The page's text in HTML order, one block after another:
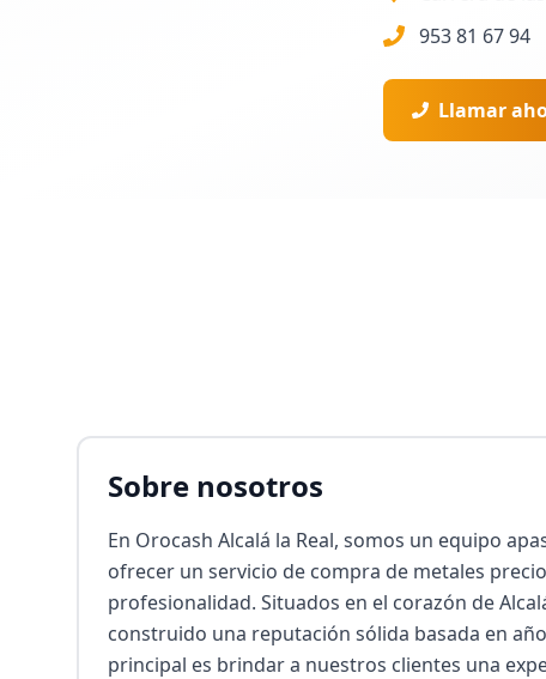
953 81 67 94
Llamar
Sobre nosotros
En Orocash Alcalá la Real, somos un equipo
ofrecer un servicio de compra de metales
profesionalidad. Situados en el corazón de
construido una reputación sólida basada en
principal es brindar a nuestros clientes una